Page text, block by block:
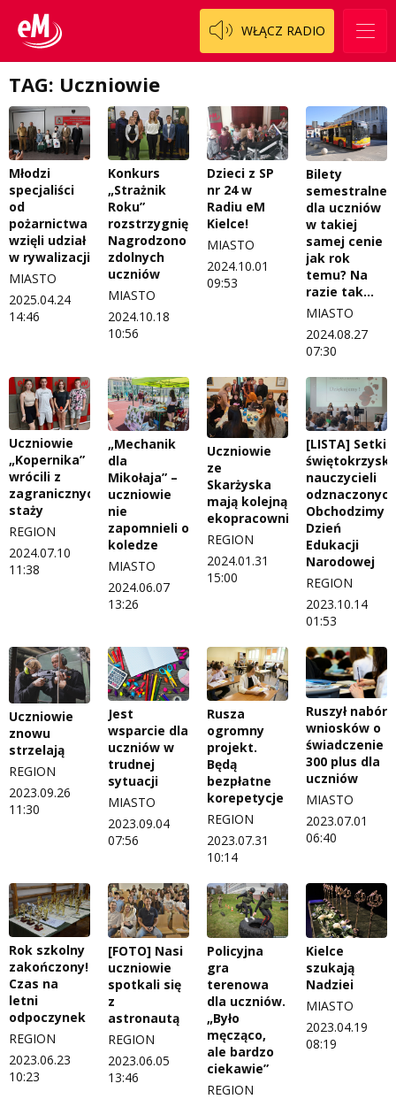
WŁĄCZ RADIO
TAG: Uczniowie
Młodzi
specjaliści
od
pożarnictwa
wzięli udział
w rywalizacji
MIASTO
2025.04.24
14:46
Konkurs
„Strażnik
Roku”
rozstrzygnięty.
Nagrodzono
zdolnych
uczniów
MIASTO
2024.10.18
10:56
Dzieci z SP
nr 24 w
Radiu eM
Kielce!
MIASTO
2024.10.01
09:53
Bilety
semestralne
dla uczniów
w takiej
samej cenie
jak rok
temu? Na
razie tak…
MIASTO
2024.08.27
07:30
Uczniowie
„Kopernika”
wrócili z
zagranicznych
staży
REGION
2024.07.10
11:38
„Mechanik
dla
Mikołaja” –
uczniowie
nie
zapomnieli o
koledze
MIASTO
2024.06.07
13:26
Uczniowie
ze
Skarżyska
mają kolejną
ekopracownię
REGION
2024.01.31
15:00
[LISTA] Setki
nauczycieli
Obchodzimy
Dzień
Edukacji
Narodowej
REGION
2023.10.14
01:53
Uczniowie
znowu
strzelają
REGION
2023.09.26
11:30
Jest
wsparcie dla
uczniów w
trudnej
sytuacji
MIASTO
2023.09.04
07:56
Rusza
ogromny
projekt.
Będą
bezpłatne
korepetycje
REGION
2023.07.31
10:14
Ruszył nabór
wniosków o
świadczenie
300 plus dla
uczniów
MIASTO
2023.07.01
06:40
Rok szkolny
zakończony!
Czas na
letni
odpoczynek
REGION
2023.06.23
10:23
[FOTO] Nasi
uczniowie
spotkali się
z
astronautą
REGION
2023.06.05
13:46
Policyjna
gra
terenowa
dla uczniów.
„Było
męcząco,
ale bardzo
ciekawie”
REGION
Kielce
szukają
Nadziei
MIASTO
2023.04.19
08:19